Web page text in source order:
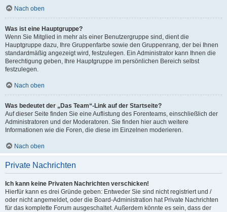
Nach oben
Was ist eine Hauptgruppe?
Wenn Sie Mitglied in mehr als einer Benutzergruppe sind, dient die
Hauptgruppe dazu, Ihre Gruppenfarbe sowie den Gruppenrang, der bei Ihnen
standardmäßig angezeigt wird, festzulegen. Ein Administrator kann Ihnen die
Berechtigung geben, Ihre Hauptgruppe im persönlichen Bereich selbst
festzulegen.
Nach oben
Was bedeutet der „Das Team“-Link auf der Startseite?
Auf dieser Seite finden Sie eine Auflistung des Forenteams, einschließlich der
Administratoren und der Moderatoren. Sie finden hier auch weitere
Informationen wie die Foren, die diese im Einzelnen moderieren.
Nach oben
Private Nachrichten
Ich kann keine Privaten Nachrichten verschicken!
Hierfür kann es drei Gründe geben: Entweder Sie sind nicht registriert und /
oder nicht angemeldet, oder die Board-Administration hat Private Nachrichten
für das komplette Forum ausgeschaltet. Außerdem könnte es sein, dass der